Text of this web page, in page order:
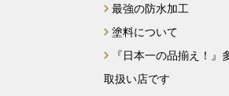
2024年4月
2024年2月
最強の防水加工
塗料について
『日本一の品揃え！』
取扱い店です